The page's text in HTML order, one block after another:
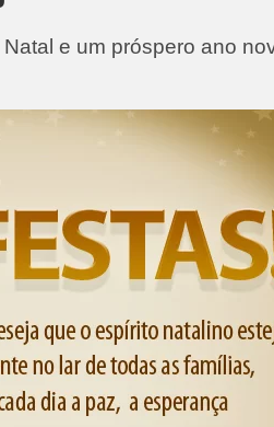
e um próspero ano